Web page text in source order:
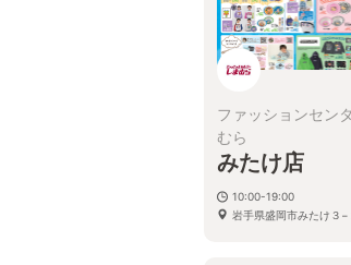
ファッションセン
むら
みたけ店
10:00-19:00
岩手県盛岡市みたけ３−